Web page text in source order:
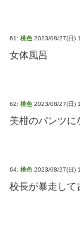
61: 桃色 2023/08/27(日)
女体風呂
62: 桃色 2023/08/27(日)
美柑のパンツに
64: 桃色 2023/08/27(日)
校長が暴走して